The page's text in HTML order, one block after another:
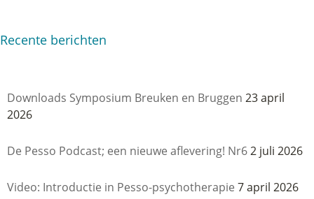
Recente berichten
Downloads Symposium Breuken en Bruggen 23 april
2026
De Pesso Podcast; een nieuwe aflevering! Nr62 juli 2026
Video: Introductie in Pesso-psychotherapie 7 april 2026